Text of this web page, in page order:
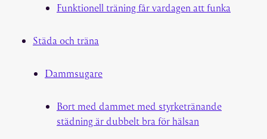
Funktionell träning får vardagen att funka
Städa och träna
Dammsugare
Bort med dammet med styrketränande
städning är dubbelt bra för hälsan